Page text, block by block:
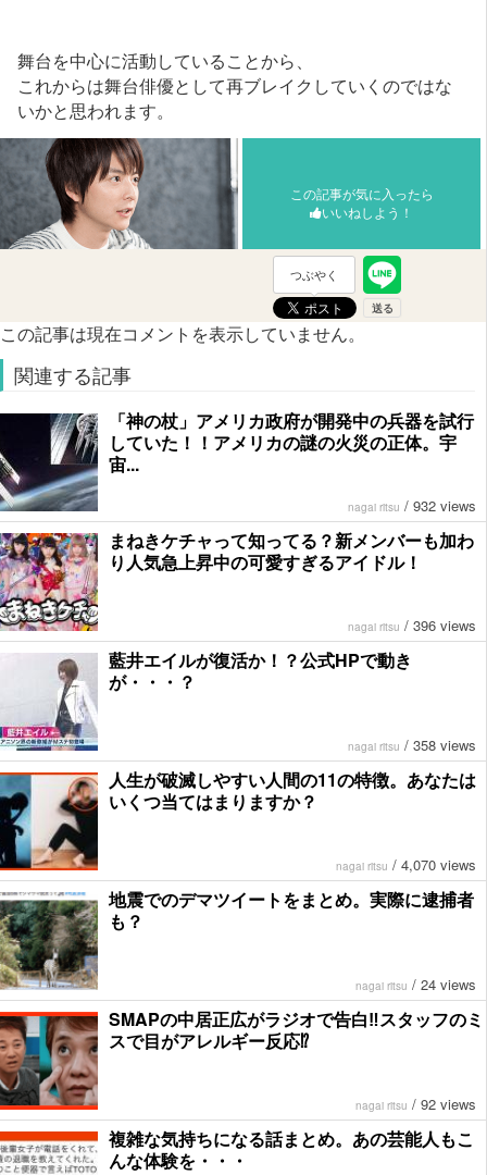
舞台を中心に活動していることから、
これからは舞台俳優として再ブレイクしていくのではな
いかと思われます。
この記事が気に入ったら
いいねしよう！
つぶやく
この記事は現在コメントを表示していません。
関連する記事
「神の杖」アメリカ政府が開発中の兵器を試行
していた！！アメリカの謎の火災の正体。宇
宙...
nagai ritsu / 932 views
まねきケチャって知ってる？新メンバーも加わ
り人気急上昇中の可愛すぎるアイドル！
nagai ritsu / 396 views
藍井エイルが復活か！？公式HPで動き
が・・・？
nagai ritsu / 358 views
人生が破滅しやすい人間の11の特徴。あなたは
いくつ当てはまりますか？
nagai ritsu / 4,070 views
地震でのデマツイートをまとめ。実際に逮捕者
も？
nagai ritsu / 24 views
SMAPの中居正広がラジオで告白‼︎スタッフのミ
スで目がアレルギー反応⁉︎
nagai ritsu / 92 views
複雑な気持ちになる話まとめ。あの芸能人もこ
んな体験を・・・